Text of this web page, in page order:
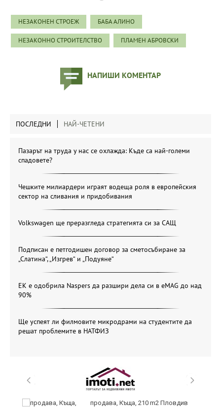
НЕЗАКОНЕН СТРОЕЖ БАБА АЛИНО
НЕЗАКОННО СТРОИТЕЛСТВО ПЛАМЕН АБРОВСКИ
НАПИШИ КОМЕНТАР
ПОСЛЕДНИ НАЙ-ЧЕТЕНИ
Пазарът на труда у нас се охлажда: Къде са най-големи
спадовете?
Чешките милиардери играят водеща роля в европейския
сектор на сливания и придобивания
Volkswagen ще преразгледа стратегията си за САЩ
Подписан е петгодишен договор за сметосъбиране за
„Слатина“, „Изгрев“ и „Подуяне“
ЕК е одобрила Naspers да разшири дела си в eMAG до над
90%
Ще успеят ли филмовите микродрами на студентите да
решат проблемите в НАТФИЗ
продава, Къща, 210 m2 Пловдив